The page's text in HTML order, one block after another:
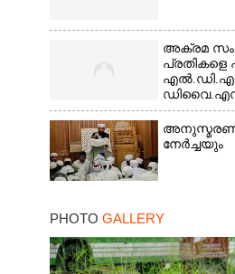
അക്രമ
പ്രതികളെ
മാർച്ച്
നേർച്ചയും
PHOTO GALLERY